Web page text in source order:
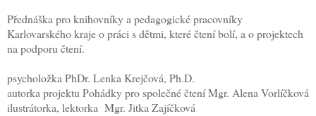
Přednáška pro knihovníky a pedagogické pracovníky
Karlovarského kraje o práci s dětmi, které čtení bolí, a o projektech
na podporu čtení.
psycholožka PhDr. Lenka Krejčová, Ph.D.
autorka projektu Pohádky pro společné čtení Mgr. Alena Vorlíčková
ilustrátorka, lektorka Mgr. Jitka Zajíčková